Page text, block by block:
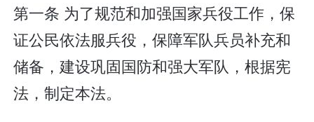
第一条 为了规范和加强国家兵役工作，保
证公民依法服兵役，保障军队兵员补充和
储备，建设巩固国防和强大军队，根据宪
法，制定本法。